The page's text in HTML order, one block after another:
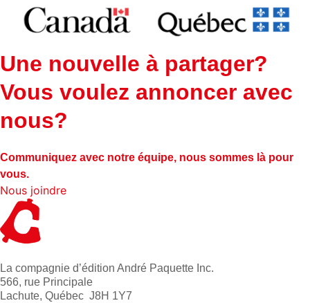
Une nouvelle à partager?
Vous voulez annoncer avec
nous?
Communiquez avec notre équipe, nous sommes là pour
vous.
Nous joindre
La compagnie d’édition André Paquette Inc.
566, rue Principale
Lachute, Québec J8H 1Y7